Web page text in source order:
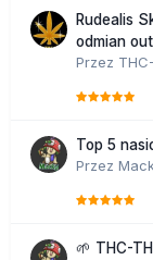
Rudealis
odmian
Przez
Top 5
Przez
🌱 THC-